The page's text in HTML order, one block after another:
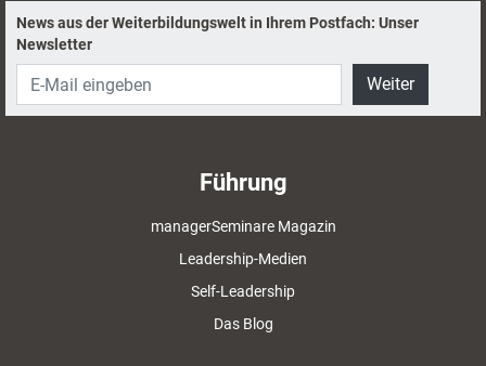
News aus der Weiterbildungswelt in Ihrem Postfach: Unser
Newsletter
Weiter
Führung
managerSeminare Magazin
Leadership-Medien
Self-Leadership
Das Blog